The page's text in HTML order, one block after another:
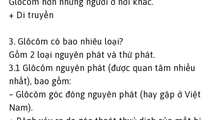
+ Di truyền
3. Glôcôm có bao nhiêu loại?
Gồm 2 loại nguyên phát và thứ phát.
3.1 Glôcôm nguyên phát (được quan tâm nhiều
nhất), bao gồm:
– Glôcôm góc đóng nguyên phát (hay gặp ở Việt
Nam).